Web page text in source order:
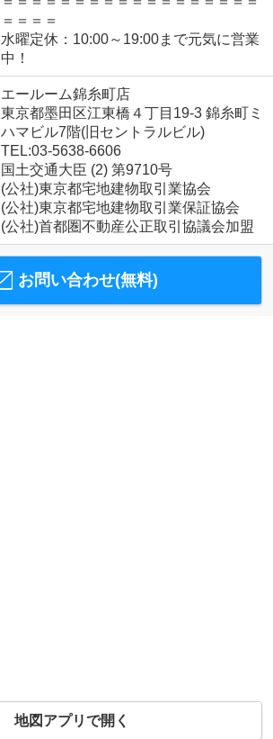
＝＝＝＝
水曜定休：10:00～19:00まで元気に営業
中！
エールーム錦糸町店
東京都墨田区江東橋４丁目19-3 錦糸町ミ
ハマビル7階(旧セントラルビル)
TEL:03-5638-6606
国土交通大臣 (2) 第9710号
(公社)東京都宅地建物取引業協会
(公社)東京都宅地建物取引業保証協会
(公社)首都圏不動産公正取引協議会加盟
お問い合わせ(無料)
地図アプリで開く